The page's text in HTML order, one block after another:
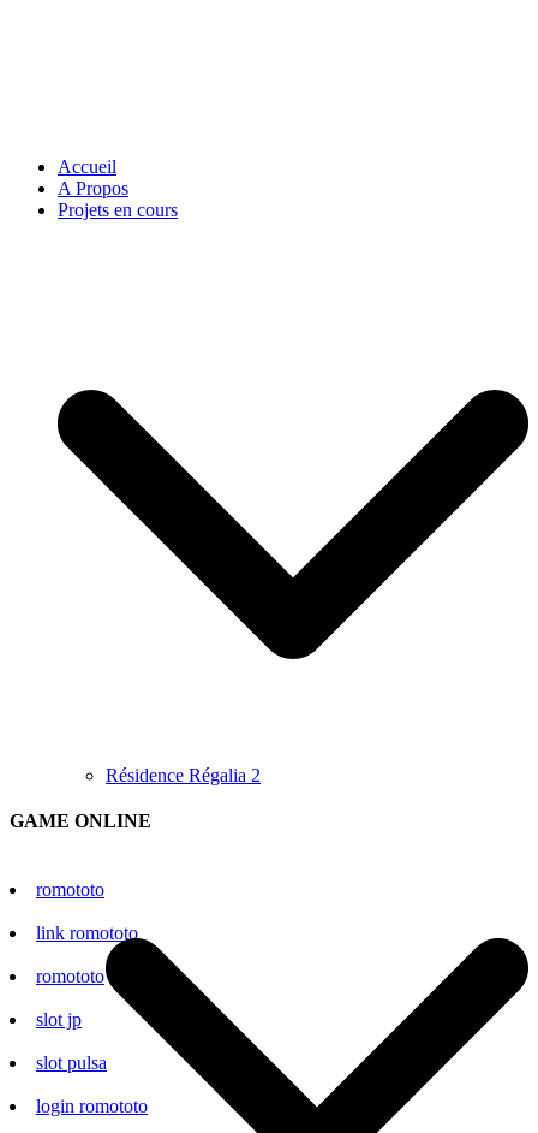
Accueil
A Propos
Projets en cours
Résidence Régalia 2
GAME ONLINE
romototo
link romototo
romototo
slot jp
slot pulsa
login romototo